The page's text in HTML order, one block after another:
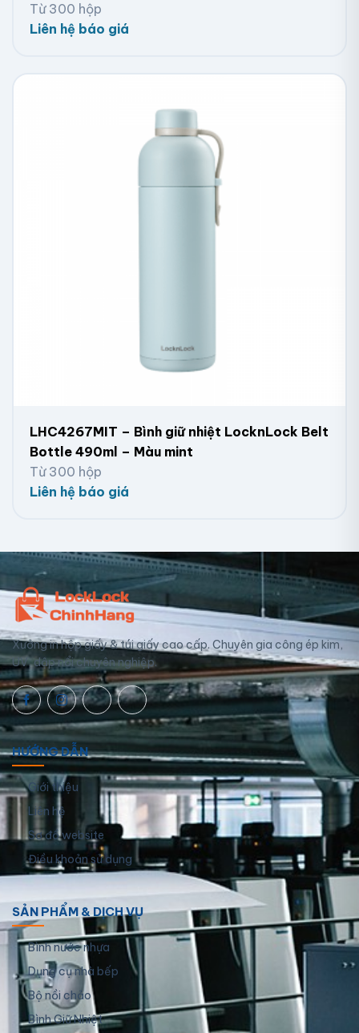
Từ 300 hộp
Liên hệ báo giá
LHC4267MIT – Bình giữ nhiệt LocknLock Belt
Bottle 490ml – Màu mint
Từ 300 hộp
Liên hệ báo giá
Xưởng in hộp giấy & túi giấy cao cấp. Chuyên gia công ép kim,
UV, dập nổi chuyên nghiệp.
HƯỚNG DẪN
Giới thiệu
Liên hệ
Sơ đồ website
Điều khoản sử dụng
SẢN PHẨM & DỊCH VỤ
Bình nước nhựa
Dụng cụ nhà bếp
Bộ nồi chảo
Bình Giữ Nhiệt